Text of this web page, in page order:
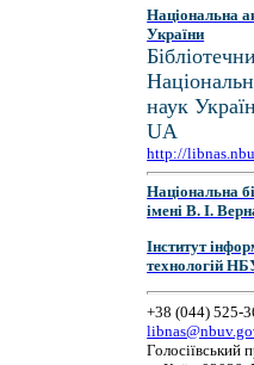
Національна
України
наук
UA
http://
Національна
імені В. І.
Інститут
технологій
+38 (044) 525-
Голосіївський